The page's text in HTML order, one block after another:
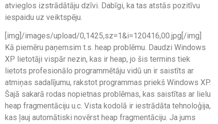
atvieglos izstrādātāju dzīvi. Dabīgi, ka tas atstās pozitīvu
iespaidu uz veiktspēju.
[img]/images/upload/0,1425,sz=1&i=120416,00.jpg[/img]
Kā piemēru paņemsim t.s. heap problēmu. Daudzi Windows
XP lietotāji vispār nezin, kas ir heap, jo šis termins tiek
lietots profesionālo programmētāju vidū un ir saistīts ar
atmiņas sadalījumu, rakstot programmas priekš Windows XP.
Šajā sakarā rodas nopietnas problēmas, kas saistītas ar lielu
heap fragmentāciju u.c. Vista kodolā ir iestrādāta tehnoloģija,
kas ļauj automātiski novērst heap fragmentāciju. Ja jums